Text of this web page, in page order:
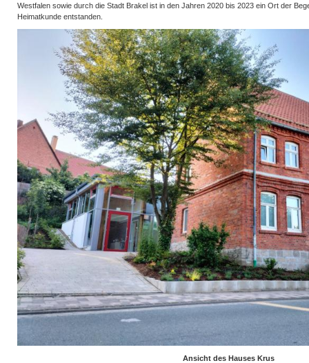
Westfalen sowie durch die Stadt Brakel ist in den Jahren 2020 bis 2023 ein Ort der
Heimatkunde entstanden.
Ansicht des Hauses Krus